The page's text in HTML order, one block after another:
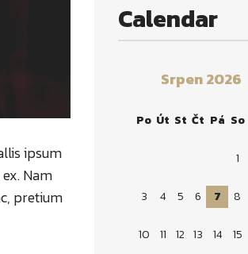
ipsum
Nam
pretium
Calendar
Srpen 2026
Po Út St Čt Pá So
1
3 4 5 6 7 8
10 11 12 13 14 15